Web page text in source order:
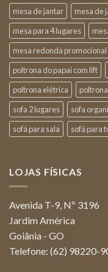
mesa de jantar
mesa de
mesa para 4 lugares
mesa redonda promocional
poltrona do papai com lift
poltrona elétrica
sofa 2 lugares
sofa
sofá para sala
sofá para
LOJAS FÍSICAS
Avenida T-9, Nº 3196
Jardim América
Goiânia - GO
Telefone: (62) 98220-